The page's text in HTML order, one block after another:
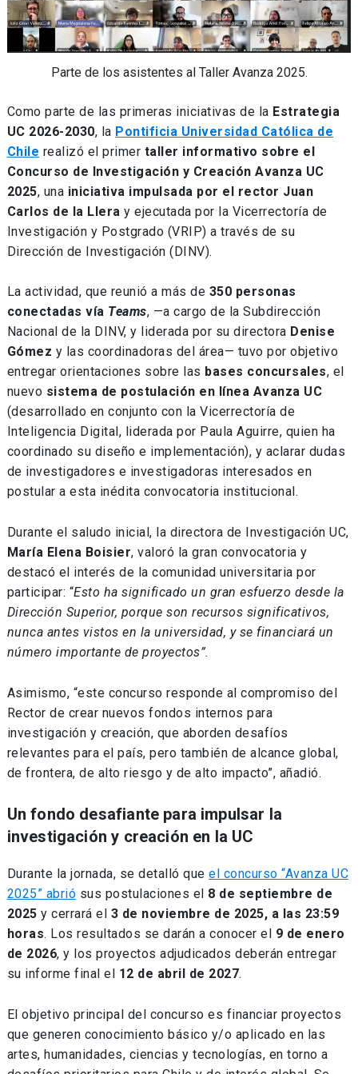
Parte de los asistentes al Taller Avanza 2025.
Como parte de las primeras iniciativas de la Estrategia
UC 2026-2030, la Pontificia Universidad Católica de
Chile realizó el primer taller informativo sobre el
Concurso de Investigación y Creación Avanza UC
2025, una iniciativa impulsada por el rector Juan
Carlos de la Llera y ejecutada por la Vicerrectoría de
Investigación y Postgrado (VRIP) a través de su
Dirección de Investigación (DINV).
La actividad, que reunió a más de 350 personas
conectadas vía Teams, —a cargo de la Subdirección
Nacional de la DINV, y liderada por su directora Denise
Gómez y las coordinadoras del área— tuvo por objetivo
entregar orientaciones sobre las bases concursales, el
nuevo sistema de postulación en línea Avanza UC
(desarrollado en conjunto con la Vicerrectoría de
Inteligencia Digital, liderada por Paula Aguirre, quien ha
coordinado su diseño e implementación), y aclarar dudas
de investigadores e investigadoras interesados en
postular a esta inédita convocatoria institucional.
Durante el saludo inicial, la directora de Investigación UC,
María Elena Boisier, valoró la gran convocatoria y
destacó el interés de la comunidad universitaria por
participar: “Esto ha significado un gran esfuerzo desde la
Dirección Superior, porque son recursos significativos,
nunca antes vistos en la universidad, y se financiará un
número importante de proyectos”.
Asimismo, “este concurso responde al compromiso del
Rector de crear nuevos fondos internos para
investigación y creación, que aborden desafíos
relevantes para el país, pero también de alcance global,
de frontera, de alto riesgo y de alto impacto”, añadió.
Un fondo desafiante para impulsar la
investigación y creación en la UC
Durante la jornada, se detalló queel concurso “Avanza UC
2025” abrió sus postulaciones el 8 de septiembre de
2025 y cerrará el 3 de noviembre de 2025, a las 23:59
horas. Los resultados se darán a conocer el 9 de enero
de 2026, y los proyectos adjudicados deberán entregar
su informe final el 12 de abril de 2027.
El objetivo principal del concurso es financiar proyectos
que generen conocimiento básico y/o aplicado en las
artes, humanidades, ciencias y tecnologías, en torno a